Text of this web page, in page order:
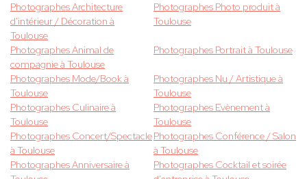
Photographes Architecture
d'intérieur / Décoration à
Toulouse
Photographes Photo produit à
Toulouse
Photographes Animal de
compagnie à Toulouse
Photographes Portrait à Toulouse
Photographes Mode/Book à
Toulouse
Photographes Nu / Artistique à
Toulouse
Photographes Culinaire à
Toulouse
Photographes Evènement à
Toulouse
Photographes Concert/Spectacle
à Toulouse
Photographes Conférence / Salon
à Toulouse
Photographes Anniversaire à
Photographes Cocktail et soirée